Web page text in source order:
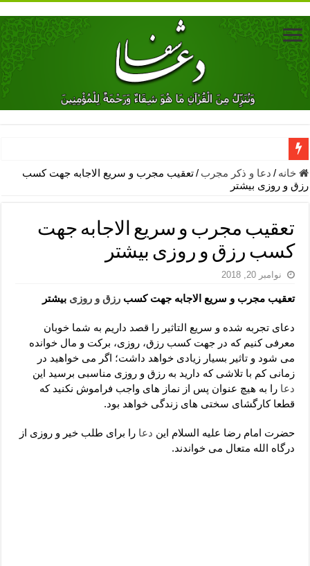
دعای جلب محبت فوری معشوق – دعای جلب محبت شوهر
دعای مشکل گشا برای رفع فقر – ذکرهای روزی‌ بخش
معجزات دعای یا من اظهر الجمیل – دعای یا من اظهر الجمیل برای
مهم ترین اذکار الهی و فضیلت آن ها – ذکر مخصوص مستجاب الدعوه
دعا برای ترس بچه ها در خواب – دعای ترس و بی خوابی کودکان
لا حول ولا قوة الا بالله برای چشم زخم – دعای چشم زخم ماشاالله
دعای قوی رفع ترس – دعای مجرب برای آرامش قلب و رفع اضطراب
دعا برای پولدار شدن در یک روز – دعای ثروت حضرت سلیمان
خانه / دعا و ذکر مجرب /تعقیب مجرب و سریع الاجابه جهت کسب
رزق و روزی بیشتر
تعقیب مجرب و سریع الاجابه جهت
کسب رزق و روزی بیشتر
نوامبر 20, 2018
تعقیب مجرب و سریع الاجابه جهت کسبرزق و روزی بیشتر
دعای تجربه شده و سریع التاثیر را قصد داریم به شما خوبان
معرفی کنیم که در جهت کسب رزق، روزی، برکت و مال خوانده
می شود و تاثیر بسیار زیادی خواهد داشت؛ اگر می خواهید در
زمانی کم با تلاشی که دارید به رزق و روزی مناسبی برسید این
دعا را به هیچ عنوان پس از نماز های واجب فراموش نکنید که
قطعا کارگشای سختی های زندگی خواهد بود.
حضرت امام رضا عليه السلام این دعا را برای طلب خیر و روزی از
درگاه الله متعال می خواندند.